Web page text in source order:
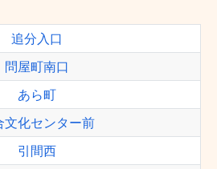
追分入口
問屋町南口
あら町
文化センター前
引間西